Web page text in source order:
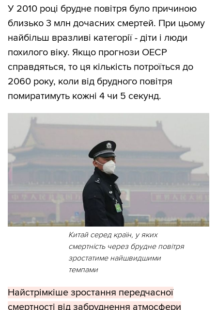
У 2010 році брудне повітря було причиною
близько 3 млн дочасних смертей. При цьому
найбільш вразливі категорії - діти і люди
похилого віку. Якщо прогнози ОЕСР
справдяться, то ця кількість потроїться до
2060 року, коли від брудного повітря
помиратимуть кожні 4 чи 5 секунд.
Китай серед країн, у яких
смертність через брудне повітря
зростатиме найшвидшими
темпами
Найстрімкіше зростання передчасної
смертності від забруднення атмосфери